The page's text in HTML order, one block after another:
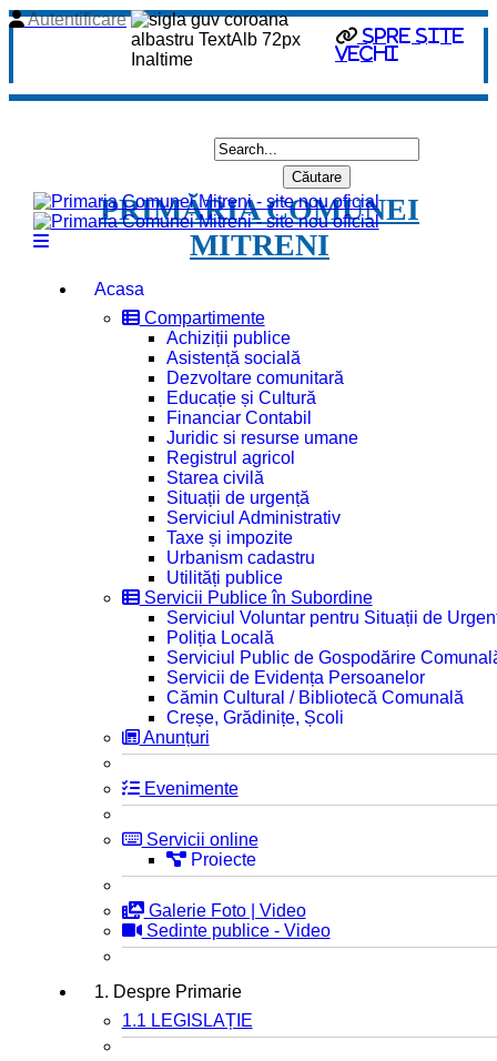
spre site
vechi
Autentificare
PRIMĂRIA COMUNEI
MITRENI
Acasa
Compartimente
Achiziții publice
Asistență socială
Dezvoltare comunitară
Educație și Cultură
Financiar Contabil
Juridic si resurse umane
Registrul agricol
Starea civilă
Situații de urgență
Serviciul Administrativ
Taxe și impozite
Urbanism cadastru
Utilități publice
Servicii Publice în Subordine
Serviciul Voluntar pentru Situații de
Poliția Locală
Serviciul Public de Gospodărire
Servicii de Evidența Persoanelor
Cămin Cultural / Bibliotecă Comunală
Creșe, Grădinițe, Școli
Anunțuri
Evenimente
Servicii online
Proiecte
Galerie Foto | Video
Sedinte publice - Video
1. Despre Primarie
1.1 LEGISLAȚIE